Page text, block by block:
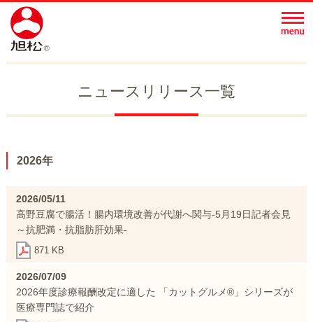
ニュースリリース一覧
2026年
2026/05/11
高野豆腐で腸活！腸内環境改善が代謝へ関与-5月19日記者会見
～抗肥満・抗脂肪肝効果-
871 KB
2026/07/09
2026年度診療報酬改定に適した 「カットグルメ®」シリーズが
医療専門誌で紹介